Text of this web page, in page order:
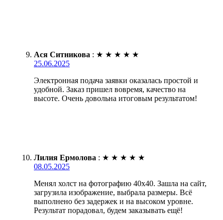
Ася Ситникова : ★ ★ ★ ★ ★
25.06.2025
Электронная подача заявки оказалась простой и
удобной. Заказ пришел вовремя, качество на
высоте. Очень довольна итоговым результатом!
Лилия Ермолова : ★ ★ ★ ★ ★
08.05.2025
Менял холст на фотографию 40х40. Зашла на сайт,
загрузила изображение, выбрала размеры. Всё
выполнено без задержек и на высоком уровне.
Результат порадовал, будем заказывать ещё!